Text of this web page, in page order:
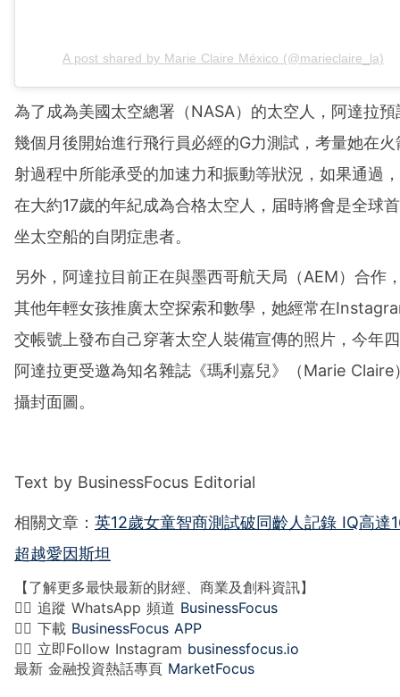
A post shared by Marie Claire México (@marieclaire_la)
為了成為美國太空總署（NASA）的太空人，阿達拉預
幾個月後開始進行飛行員必經的G力測試，考量她在火
射過程中所能承受的加速力和振動等狀況，如果通過
在大約17歲的年紀成為合格太空人，届時將會是全球
坐太空船的自閉症患者。
另外，阿達拉目前正在與墨西哥航天局（AEM）合作
其他年輕女孩推廣太空探索和數學，她經常在
交帳號上發布自己穿著太空人裝備宣傳的照片，今年
阿達拉更受邀為知名雜誌《瑪利嘉兒》（Marie Claire
攝封面圖。
Text by BusinessFocus Editorial
相關文章： 英12歲女童智商測試破同齡人記錄 IQ高達
超越愛因斯坦
【了解更多最快最新的財經、商業及創科資訊】
👉🏻 追蹤 WhatsApp 頻道 BusinessFocus
👉🏻 下載 BusinessFocus APP
👉🏻 立即Follow Instagram businessfocus.io
最新 金融投資熱話專頁 MarketFocus